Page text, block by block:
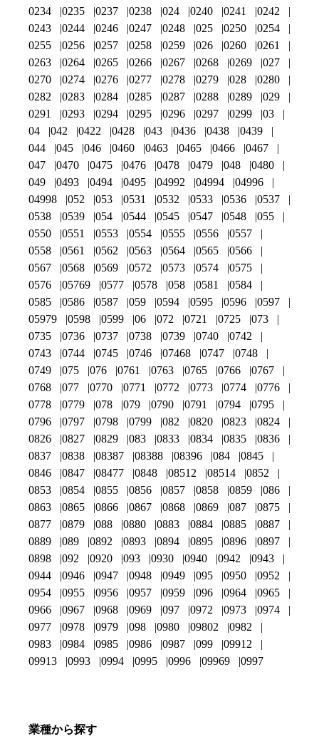
0234
0235 0237 0238 024 0240 0241
0242
0243
0244 0246 0247 0248 025 0250
0254
0255
0256 0257 0258 0259 026 0260
0261
0263
0264 0265 0266 0267 0268 0269
027
0270
0274 0276 0277 0278 0279 028
0280
0282
0283 0284 0285 0287 0288 0289
029
0291
0293 0294 0295 0296 0297 0299
03
04
042 0422 0428 043 0436 0438
0439
044
045 046 0460 0463 0465 0466
0467
047
0470 0475 0476 0478 0479 048
0480
049
0493 0494 0495 04992 04994
04996
04998
052 053 0531 0532 0533 0536
0537
0538
0539 054 0544 0545 0547 0548
055
0550
0551 0553 0554 0555 0556
0557
0558
0561 0562 0563 0564 0565
0566
0567
0568 0569 0572 0573 0574
0575
0576
05769 0577 0578 058 0581
0584
0585
0586 0587 059 0594 0595 0596
0597
05979
0598 0599 06 072 0721 0725
073
0735
0736 0737 0738 0739 0740
0742
0743
0744 0745 0746 07468 0747
0748
0749
075 076 0761 0763 0765 0766
0767
0768
077 0770 0771 0772 0773 0774
0776
0778
0779 078 079 0790 0791 0794
0795
0796
0797 0798 0799 082 0820 0823
0824
0826
0827 0829 083 0833 0834 0835
0836
0837
0838 08387 08388 08396 084
0845
0846
0847 08477 0848 08512 08514
0852
0853
0854 0855 0856 0857 0858 0859
086
0863
0865 0866 0867 0868 0869 087
0875
0877
0879 088 0880 0883 0884 0885
0887
0889
089 0892 0893 0894 0895 0896
0897
0898
092 0920 093 0930 0940 0942
0943
0944
0946 0947 0948 0949 095 0950
0952
0954
0955 0956 0957 0959 096 0964
0965
0966
0967 0968 0969 097 0972 0973
0974
0977
0978 0979 098 0980 09802
0982
0983
0984 0985 0986 0987 099
09912
09913
0993 0994 0995 0996 09969 0997
業種から探す